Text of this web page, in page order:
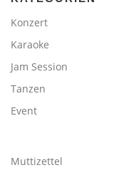
Konzert
Karaoke
Jam Session
Tanzen
Event
Muttizettel